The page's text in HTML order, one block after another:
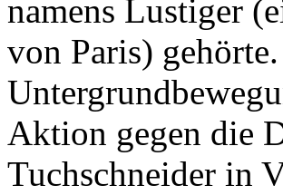
namens Lustiger
von Paris)
Aktion gegen die
Tuchschneider in